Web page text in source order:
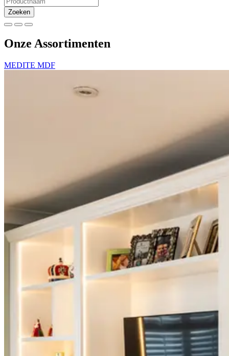
Zoeken
Onze Assortimenten
MEDITE MDF